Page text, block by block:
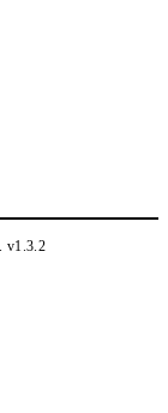
v1.3.2